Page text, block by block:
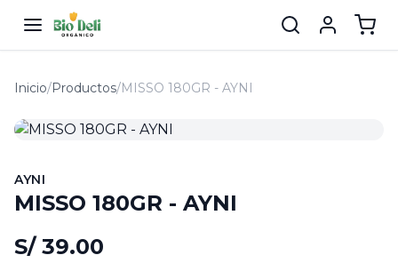
Inicio/Productos/MISSO 180GR - AYNI
AYNI
MISSO 180GR - AYNI
S/ 39.00